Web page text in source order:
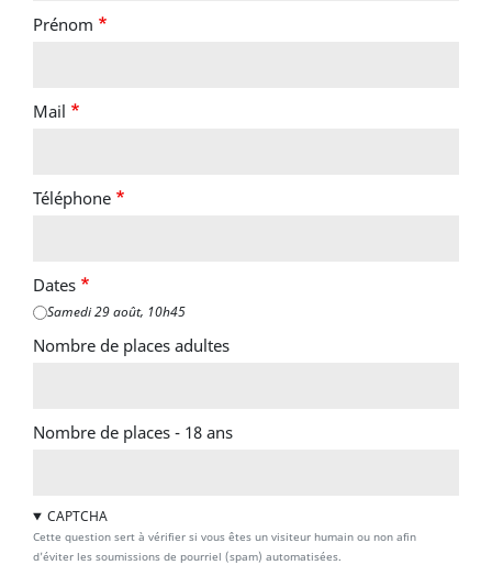
Prénom
Mail
Téléphone
Dates
Samedi 29 août, 10h45
Nombre de places adultes
Nombre de places - 18 ans
CAPTCHA
Cette question sert à vérifier si vous êtes un visiteur humain ou non afin
d'éviter les soumissions de pourriel (spam) automatisées.